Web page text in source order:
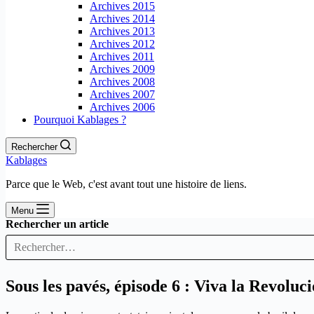
Archives 2015
Archives 2014
Archives 2013
Archives 2012
Archives 2011
Archives 2009
Archives 2008
Archives 2007
Archives 2006
Pourquoi Kablages ?
Rechercher
Kablages
Parce que le Web, c'est avant tout une histoire de liens.
Menu
Rechercher un article
Sous les pavés, épisode 6 : Viva la